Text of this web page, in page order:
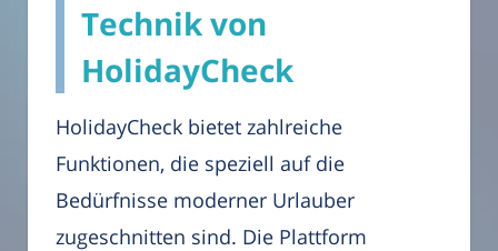
Technik von
HolidayCheck
HolidayCheck bietet zahlreiche
Funktionen, die speziell auf die
Bedürfnisse moderner Urlauber
zugeschnitten sind. Die Plattform